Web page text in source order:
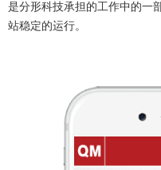
是分形科技承担的工作中的一
站稳定的运行。